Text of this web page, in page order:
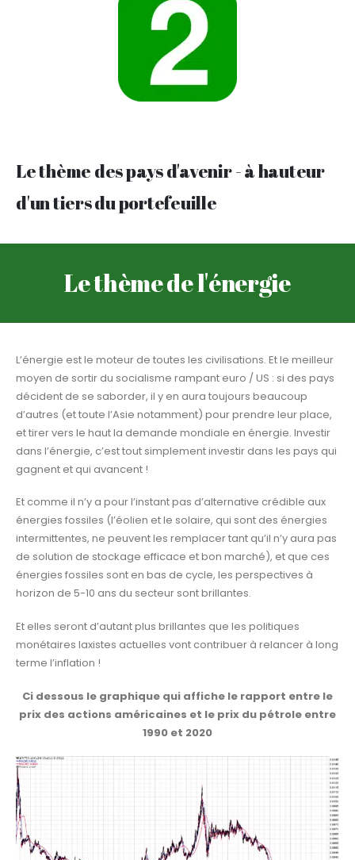
Le thème des pays d'avenir - à hauteur
d'un tiers du portefeuille
Le thème de l'énergie
L’énergie est le moteur de toutes les civilisations. Et le meilleur
moyen de sortir du socialisme rampant euro / US : si des pays
décident de se saborder, il y en aura toujours beaucoup
d’autres (et toute l’Asie notamment) pour prendre leur place,
et tirer vers le haut la demande mondiale en énergie. Investir
dans l’énergie, c’est tout simplement investir dans les pays qui
gagnent et qui avancent !
Et comme il n’y a pour l’instant pas d’alternative crédible aux
énergies fossiles (l’éolien et le solaire, qui sont des énergies
intermittentes, ne peuvent les remplacer tant qu’il n’y aura pas
de solution de stockage efficace et bon marché), et que ces
énergies fossiles sont en bas de cycle, les perspectives à
horizon de 5-10 ans du secteur sont brillantes.
Et elles seront d’autant plus brillantes que les politiques
monétaires laxistes actuelles vont contribuer à relancer à long
terme l’inflation !
Ci dessous le graphique qui affiche le rapport entre le
prix des actions américaines et le prix du pétrole entre
1990 et 2020